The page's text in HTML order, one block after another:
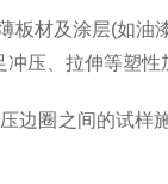
及涂层(如油漆
压、拉伸等塑
圈之间的试样